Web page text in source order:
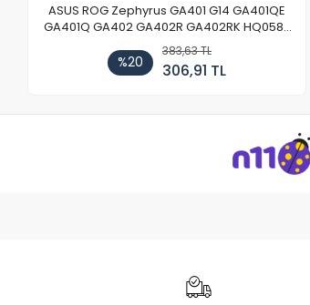
ASUS ROG Zephyrus GA401 G14 GA401QE
GA401Q GA402 GA402R GA402RK HQ058T
GA503QR GA503QS GA503QM GA503QE
GX650 Notebook DC Power Jack Soketi
%20
383,63 TL
306,91 TL